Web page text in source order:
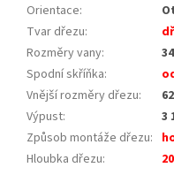
Orientace:
Tvar dřezu:
Rozměry vany:
Spodní skříňka:
Vnější rozměry dřezu:
Výpust:
3
Způsob montáže dřezu:
Hloubka dřezu: